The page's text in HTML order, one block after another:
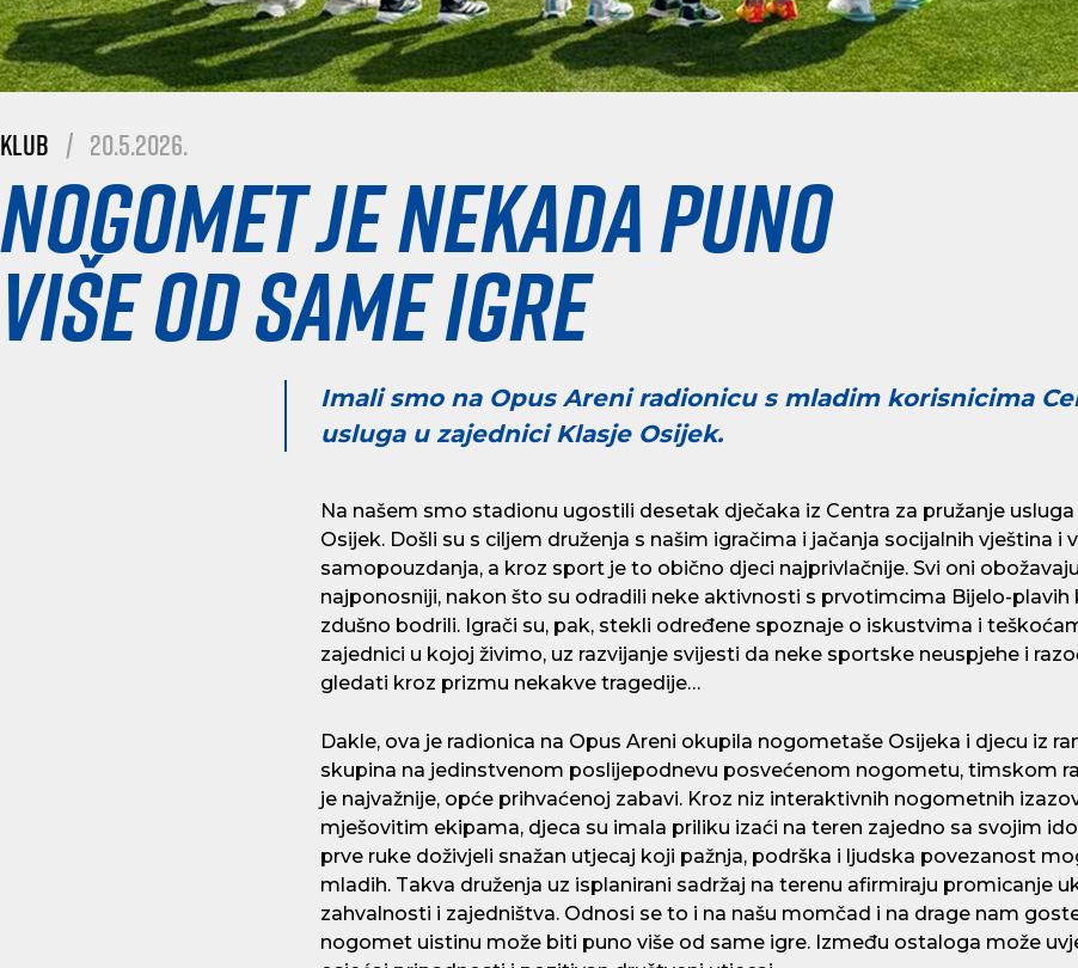
Klub | 20.5.2026.
Nogomet je nekada puno
više od same igre
Imali smo na Opus Areni radionicu s mladim korisnicima
usluga u zajednici Klasje Osijek.
Na našem smo stadionu ugostili desetak dječaka iz Centra za pružanje
Osijek. Došli su s ciljem druženja s našim igračima i jačanja socijalnih vještina i
samopouzdanja, a kroz sport je to obično djeci najprivlačnije. Svi oni
najponosniji, nakon što su odradili neke aktivnosti s prvotimcima Bijelo-plavih
zdušno bodrili. Igrači su, pak, stekli određene spoznaje o iskustvima i
zajednici u kojoj živimo, uz razvijanje svijesti da neke sportske neuspjehe i
gledati kroz prizmu nekakve tragedije…
Dakle, ova je radionica na Opus Areni okupila nogometaše Osijeka i djecu iz
skupina na jedinstvenom poslijepodnevu posvećenom nogometu, timskom
je najvažnije, opće prihvaćenoj zabavi. Kroz niz interaktivnih nogometnih
mješovitim ekipama, djeca su imala priliku izaći na teren zajedno sa svojim
prve ruke doživjeli snažan utjecaj koji pažnja, podrška i ljudska povezanost
mladih. Takva druženja uz isplanirani sadržaj na terenu afirmiraju promicanje
zahvalnosti i zajedništva. Odnosi se to i na našu momčad i na drage nam
nogomet uistinu može biti puno više od same igre. Između ostaloga može